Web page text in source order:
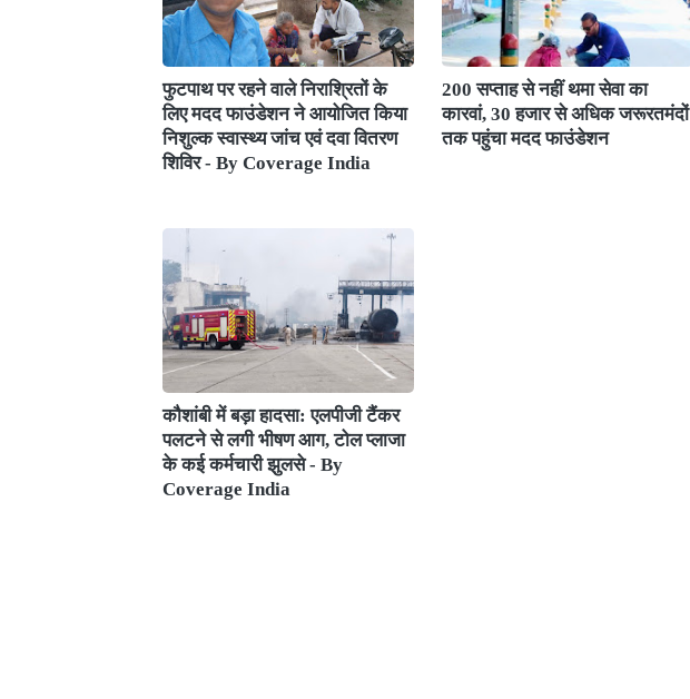
फुटपाथ पर रहने वाले निराश्रितों के
लिए मदद फाउंडेशन ने आयोजित किया
निशुल्क स्वास्थ्य जांच एवं दवा वितरण
शिविर - By Coverage India
200 सप्ताह से नहीं थमा सेवा का
कारवां, 30 हजार से अधिक जरूरतमंदों
तक पहुंचा मदद फाउंडेशन
कौशांबी में बड़ा हादसा: एलपीजी टैंकर
पलटने से लगी भीषण आग, टोल प्लाजा
के कई कर्मचारी झुलसे - By
Coverage India